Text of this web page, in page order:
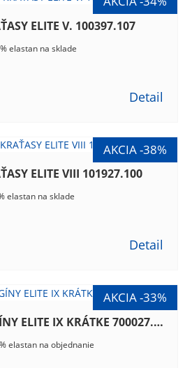
ELITE V. 100397.107
elastan na sklade
Detail
ELITE VIII 101927.100
elastan na sklade
Detail
JOMA BEŽECKÉ LEGÍNY ELITE IX KRÁTKE 700027.300
elastan na objednanie